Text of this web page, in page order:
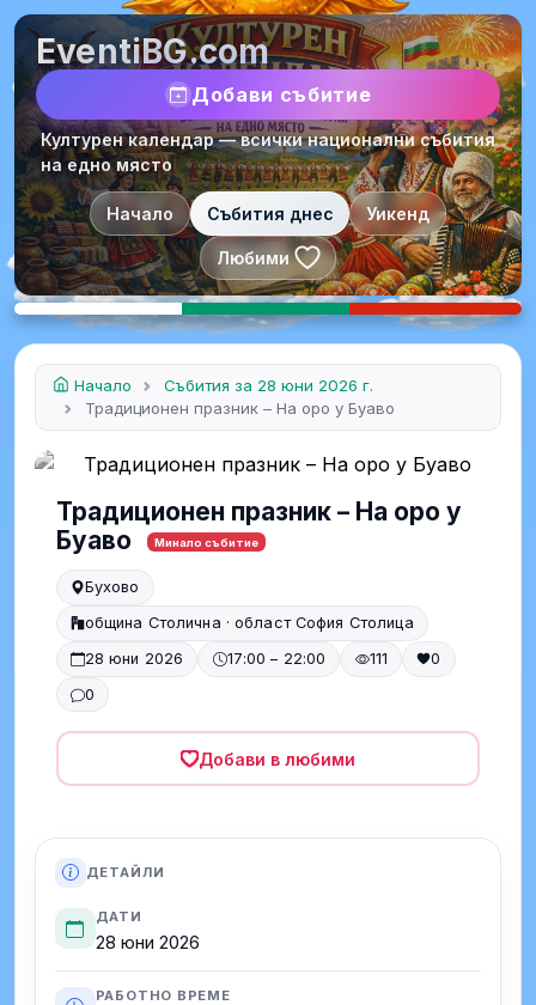
EventiBG.com
Добави събитие
Културен календар — всички национални събития
на едно място
Начало Събития днес Уикенд
Любими
Начало
Събития за 28 юни 2026 г.
Традиционен празник – На оро у Буаво
Традиционен празник – На оро у
Буаво
Минало събитие
Бухово
община Столична · област София Столица
28 юни 2026
17:00 – 22:00 111
0
0
Добави в любими
ДЕТАЙЛИ
ДАТИ
28 юни 2026
РАБОТНО ВРЕМЕ